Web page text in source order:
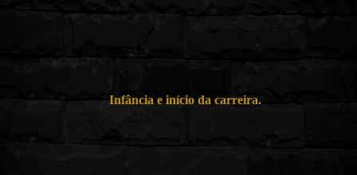
Infância e início da carreira.